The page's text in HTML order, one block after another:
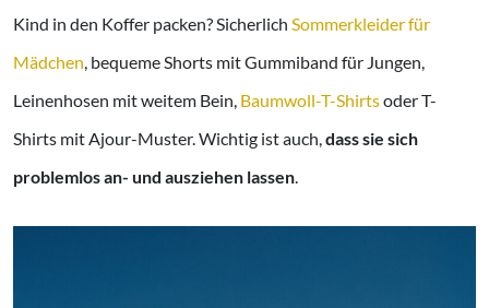
Kind in den Koffer packen? Sicherlich Sommerkleider für
Mädchen, bequeme Shorts mit Gummiband für Jungen,
Leinenhosen mit weitem Bein, Baumwoll-T-Shirtsoder T-
Shirts mit Ajour-Muster. Wichtig ist auch,dass sie sich
problemlos an- und ausziehen lassen.